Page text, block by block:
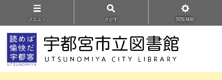
メニュ－ さがす 閲覧補助